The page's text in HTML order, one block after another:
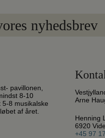
nyhedsbrev
pavillonen,
8-10
8 musikalske
af året.
Arne
Henning
6920
+45 97